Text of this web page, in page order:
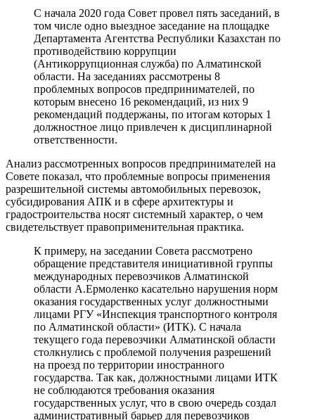
С начала 2020 года Совет провел пять заседаний, в
том числе одно выездное заседание на площадке
Департамента Агентства Республики Казахстан по
противодействию коррупции
(Антикоррупционная служба) по Алматинской
области. На заседаниях рассмотрены 8
проблемных вопросов предпринимателей, по
которым внесено 16 рекомендаций, из них 9
рекомендаций поддержаны, по итогам которых 1
должностное лицо привлечен к дисциплинарной
ответственности.
Анализ рассмотренных вопросов предпринимателей на
Совете показал, что проблемные вопросы применения
разрешительной системы автомобильных перевозок,
субсидирования АПК и в сфере архитектуры и
градостроительства носят системный характер, о чем
свидетельствует правоприменительная практика.
К примеру, на заседании Совета рассмотрено
обращение представителя инициативной группы
международных перевозчиков Алматинской
области А.Ермоленко касательно нарушения норм
оказания государственных услуг должностными
лицами РГУ «Инспекция транспортного контроля
по Алматинской области» (ИТК). С начала
текущего года перевозчики Алматинской области
столкнулись с проблемой получения разрешений
на проезд по территории иностранного
государства. Так как, должностными лицами ИТК
не соблюдаются требования оказания
государственных услуг, что в свою очередь создал
административный барьер для перевозчиков